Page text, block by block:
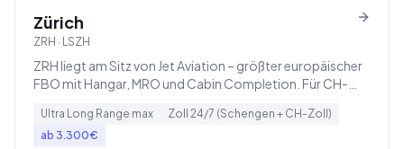
Zürich
ZRH · LSZH
ZRH liegt am Sitz von Jet Aviation – größter europäischer
FBO mit Hangar, MRO und Cabin Completion. Für CH-
deutsche.
Ultra Long Range max Zoll 24/7 (Schengen + CH-Zoll)
ab 3.300€